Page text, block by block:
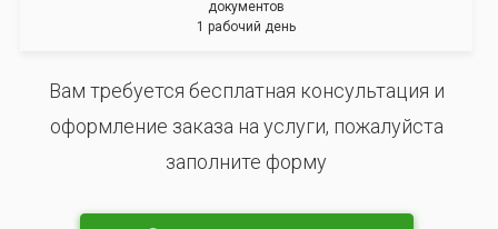
документов
1 рабочий день
Вам требуется бесплатная консультация и
оформление заказа на услуги, пожалуйста
заполните форму